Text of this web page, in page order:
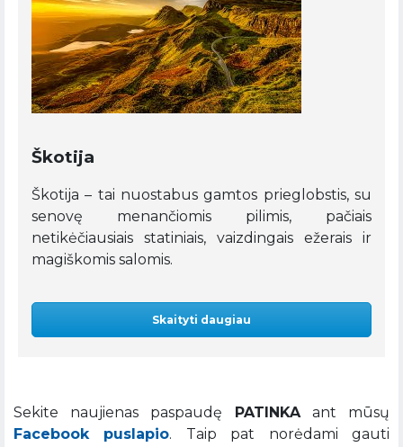
Škotija
Škotija – tai nuostabus gamtos prieglobstis, su
senovę menančiomis pilimis, pačiais
netikėčiausiais statiniais, vaizdingais ežerais ir
magiškomis salomis.
Skaityti daugiau
Sekite naujienas paspaudę PATINKAant mūsų
Facebook puslapio. Taip pat norėdami gauti